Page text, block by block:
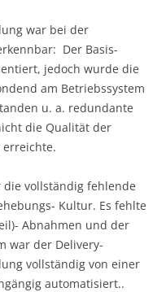
war bei der
Der Basis-
jedoch wurde die
am Betriebssystem
u. a. redundante
die Qualität der
vollständig fehlende
Kultur. Es fehlte
Abnahmen und der
war der Delivery-
vollständig von einer
automatisiert..